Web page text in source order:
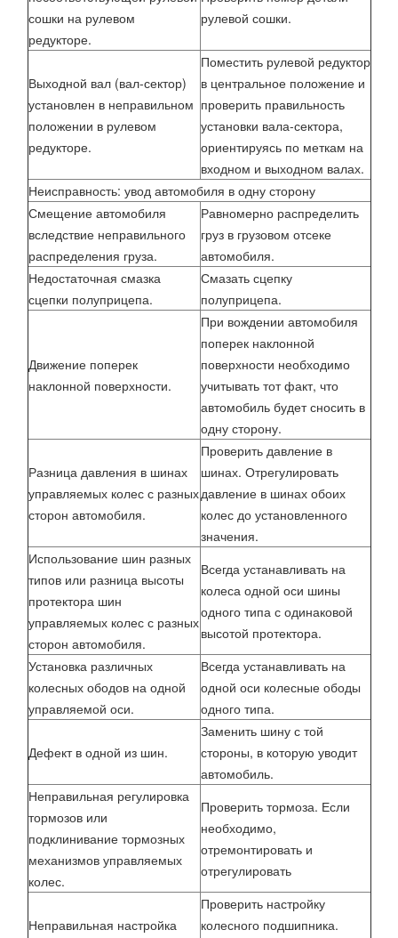
сошки на рулевом
редукторе.
рулевой сошки.
Выходной вал (вал-сектор)
установлен в неправильном
положении в рулевом
редукторе.
Поместить рулевой редуктор
в центральное положение и
проверить правильность
установки вала-сектора,
ориентируясь по меткам на
входном и выходном валах.
Неисправность: увод автомобиля в одну сторону
Смещение автомобиля
вследствие неправильного
распределения груза.
Равномерно распределить
груз в грузовом отсеке
автомобиля.
Недостаточная смазка
сцепки полуприцепа.
Смазать сцепку
полуприцепа.
Движение поперек
наклонной поверхности.
При вождении автомобиля
поперек наклонной
поверхности необходимо
учитывать тот факт, что
автомобиль будет сносить в
одну сторону.
Разница давления в шинах
управляемых колес с разных
сторон автомобиля.
Проверить давление в
шинах. Отрегулировать
давление в шинах обоих
колес до установленного
значения.
Использование шин разных
типов или разница высоты
протектора шин
управляемых колес с разных
сторон автомобиля.
Всегда устанавливать на
колеса одной оси шины
одного типа с одинаковой
высотой протектора.
Установка различных
колесных ободов на одной
управляемой оси.
Всегда устанавливать на
одной оси колесные ободы
одного типа.
Дефект в одной из шин.
Заменить шину с той
стороны, в которую уводит
автомобиль.
Неправильная регулировка
тормозов или
подклинивание тормозных
механизмов управляемых
колес.
Проверить тормоза. Если
необходимо,
отремонтировать и
отрегулировать
Неправильная настройка
Проверить настройку
колесного подшипника.